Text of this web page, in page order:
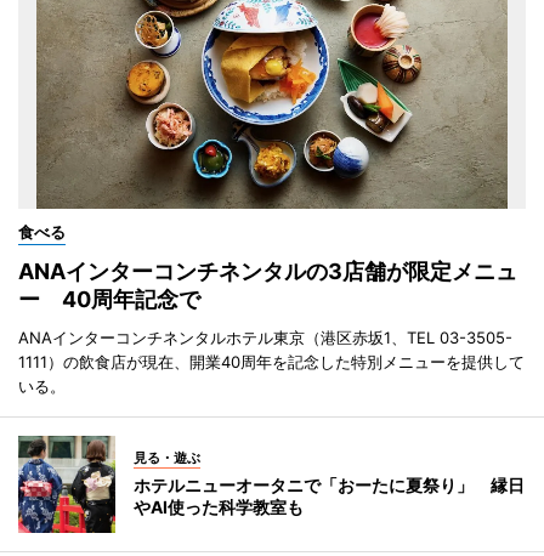
食べる
ANAインターコンチネンタルの3店舗が限定メニュ
ー 40周年記念で
ANAインターコンチネンタルホテル東京（港区赤坂1、TEL 03-3505-
1111）の飲食店が現在、開業40周年を記念した特別メニューを提供して
いる。
見る・遊ぶ
ホテルニューオータニで「おーたに夏祭り」 縁日
やAI使った科学教室も